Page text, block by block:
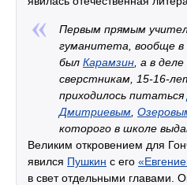
Первым прямым
гуманитета, вообще в
был Карамзин , а в
сверстникам, 15-16-
приходилось питаться
Дмитриевым
которого в школе
Великим откровением для
явился Пушкин с его
в свет отдельными главами.